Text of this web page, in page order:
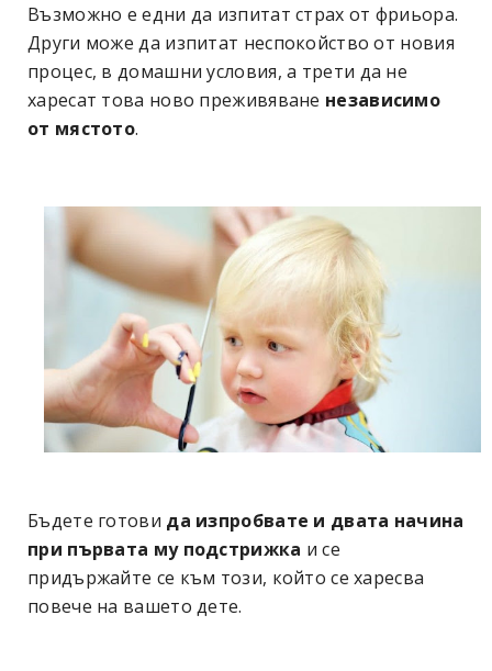
Възможно е едни да изпитат страх от фриьора.
Други може да изпитат неспокойство от новия
процес, в домашни условия, а трети да не
харесат това ново преживяване независимо
от мястото.
Бъдете готови да изпробвате и двата начина
при първата му подстрижка и се
придържайте се към този, който се харесва
повече на вашето дете.